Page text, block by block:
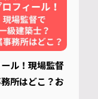
ル！現場監督
所はどこ？お